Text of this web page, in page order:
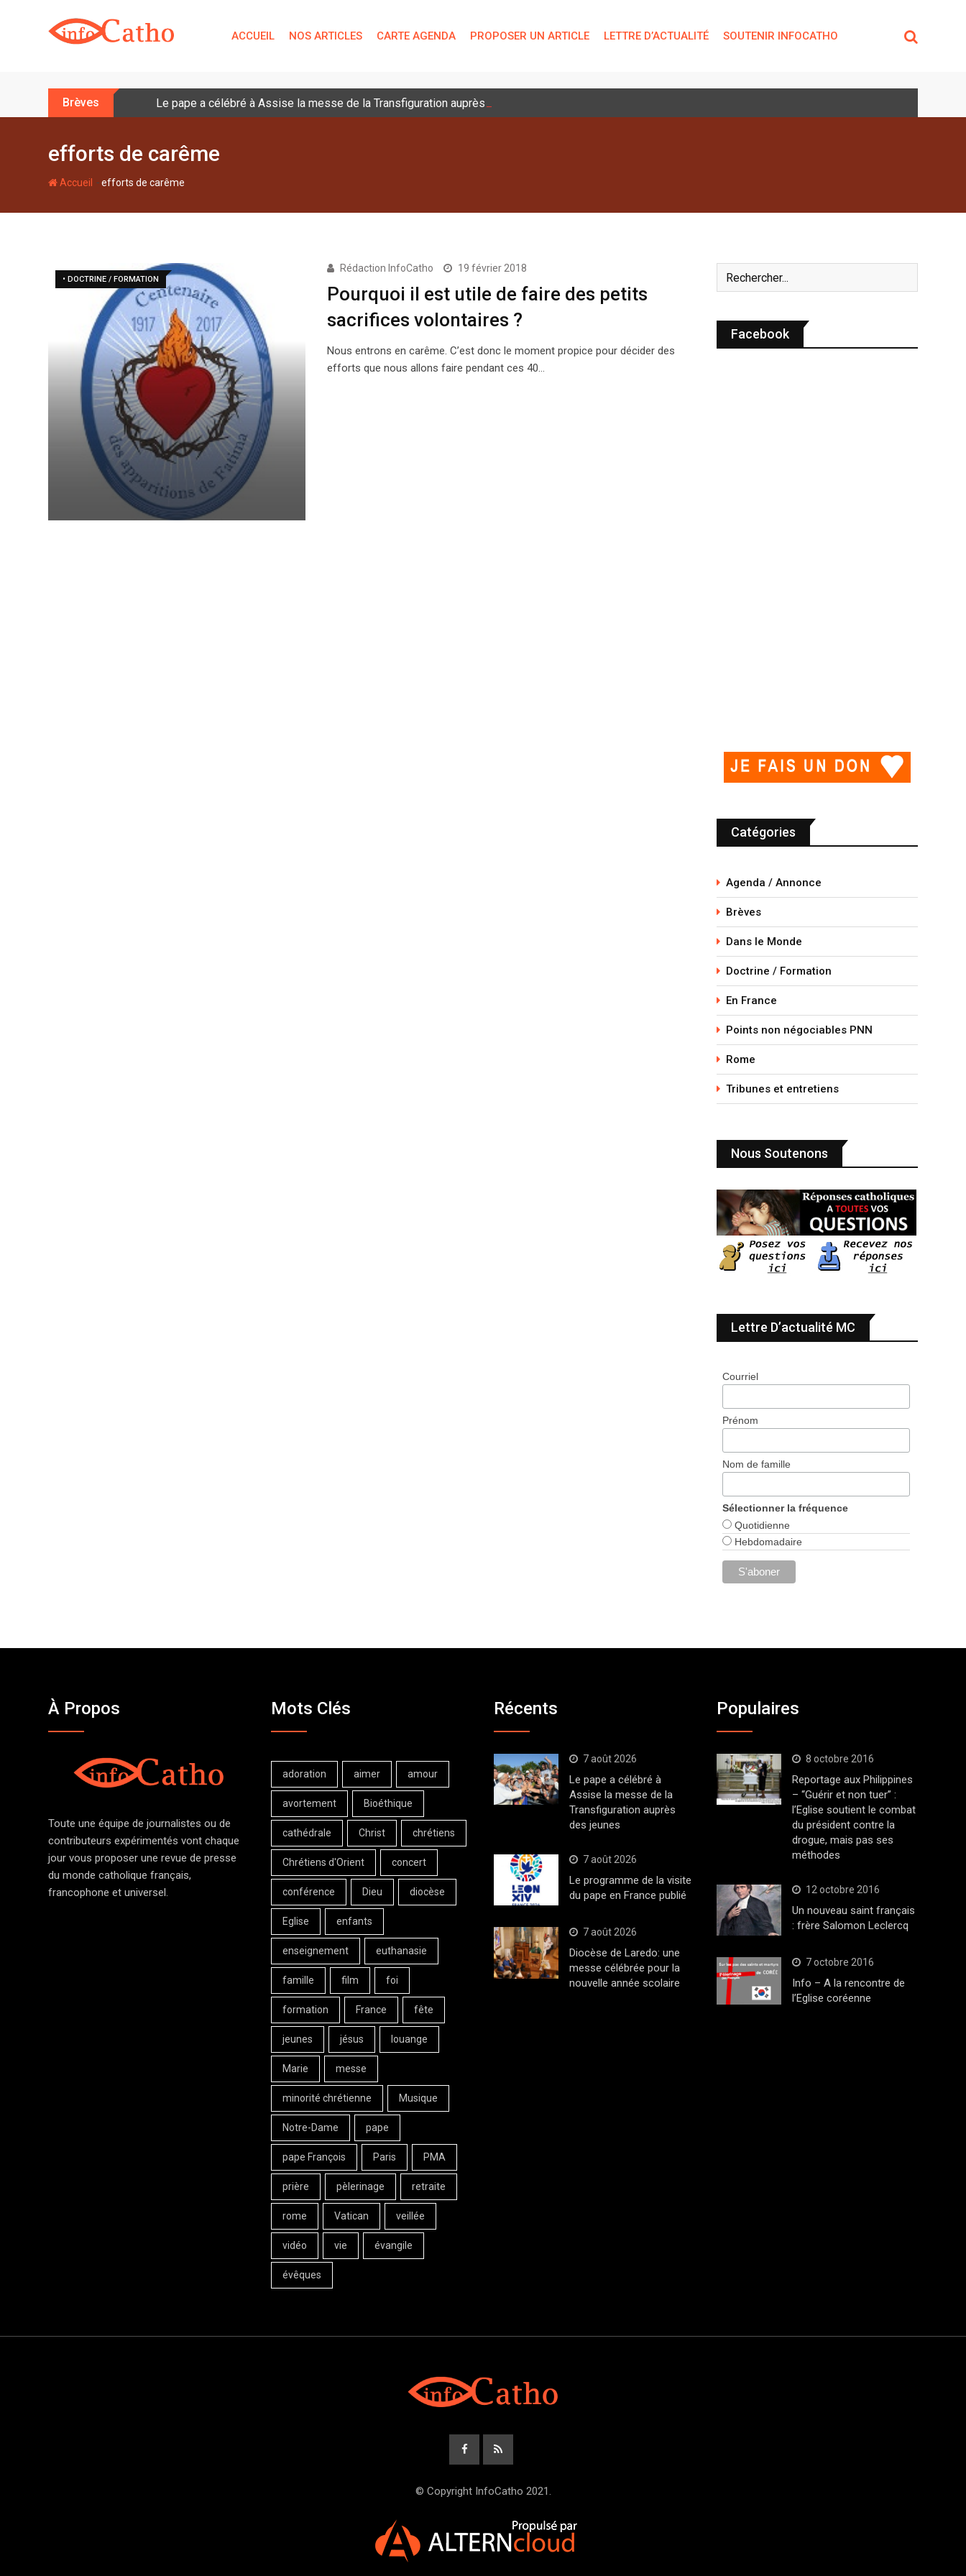
t
ACCUEIL NOS ARTICLES CARTE AGENDA PROPOSER UN ARTICLE LETTRE D’ACTUALITÉ SOUTENIR INFOCATHO
Brèves Le pape a célébré à Assise la messe de la Transfiguration auprès des jeunes
efforts de carême
Accueil -efforts de carême
• DOCTRINE / FORMATION
Rédaction InfoCatho 19 février 2018
Pourquoi il est utile de faire des petits
sacrifices volontaires ?
Nous entrons en carême. C’est donc le moment propice pour décider des
efforts que nous allons faire pendant ces 40…
Facebook
Catégories
Agenda / Annonce
Brèves
Dans le Monde
Doctrine / Formation
En France
Points non négociables PNN
Rome
Tribunes et entretiens
Nous Soutenons
Lettre D’actualité MC
Courriel
Prénom
Nom de famille
Sélectionner la fréquence
Quotidienne
Hebdomadaire
À Propos
Toute une équipe de journalistes ou de
contributeurs expérimentés vont chaque
jour vous proposer une revue de presse
du monde catholique français,
francophone et universel.
Mots Clés
adoration aimer amour
avortement Bioéthique
cathédrale Christ chrétiens
Chrétiens d'Orient concert
conférence Dieu diocèse
Eglise enfants
enseignement euthanasie
famille film foi
formation France fête
jeunes jésus louange
Marie messe
minorité chrétienne Musique
Notre-Dame pape
pape François Paris PMA
prière pèlerinage retraite
rome Vatican veillée
vidéo vie évangile
évêques
Récents
7 août 2026
Le pape a célébré à
Assise la messe de la
Transfiguration auprès
des jeunes
7 août 2026
Le programme de la visite
du pape en France publié
7 août 2026
Diocèse de Laredo: une
messe célébrée pour la
nouvelle année scolaire
Populaires
8 octobre 2016
Reportage aux Philippines
– “Guérir et non tuer” :
l’Eglise soutient le combat
du président contre la
drogue, mais pas ses
méthodes
12 octobre 2016
Un nouveau saint français
: frère Salomon Leclercq
7 octobre 2016
Info – A la rencontre de
l’Eglise coréenne
© Copyright InfoCatho 2021.